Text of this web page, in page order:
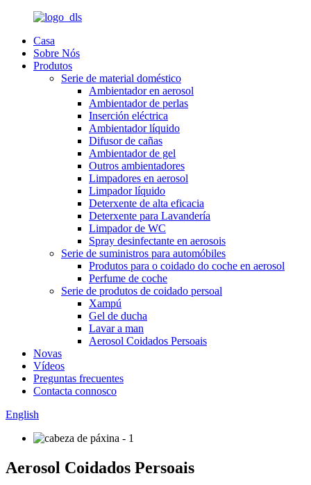
Casa
Sobre Nós
Produtos
Serie de material doméstico
Ambientador en aerosol
Ambientador de perlas
Inserción eléctrica
Ambientador líquido
Difusor de cañas
Ambientador de gel
Outros ambientadores
Limpadores en aerosol
Limpador líquido
Deterxente de alta eficacia
Deterxente para Lavandería
Limpador de WC
Spray desinfectante en aerosois
Serie de suministros para automóbiles
Produtos para o coidado do coche en aerosol
Perfume de coche
Serie de produtos de coidado persoal
Xampú
Gel de ducha
Lavar a man
Aerosol Coidados Persoais
Novas
Vídeos
Preguntas frecuentes
Contacta connosco
English
Aerosol Coidados Persoais